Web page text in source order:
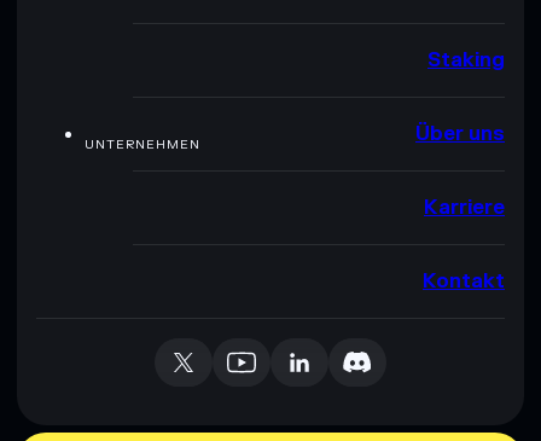
Staking
UNTERNEHMEN Über uns
Karriere
Kontakt